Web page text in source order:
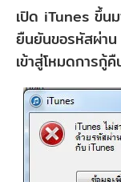
เปิด iTunes ขึ้น
ยืนยันขอรหัสผ่า
เข้าสู่โหมดการกู้คื